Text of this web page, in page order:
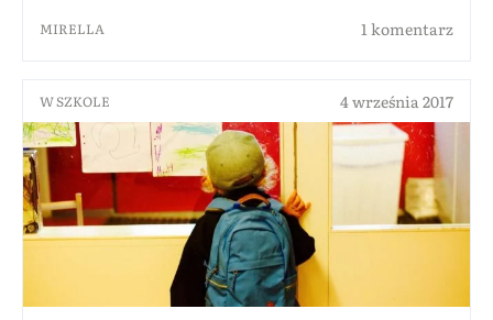
MIRELLA 1 komentarz
W SZKOLE 4 września 2017